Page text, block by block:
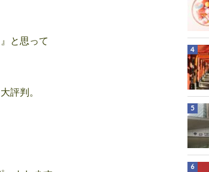
』と思って
評判。